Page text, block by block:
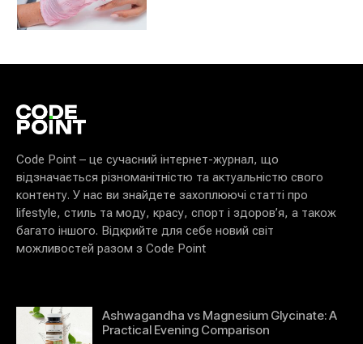
Code Point – це сучасний інтернет-журнал, що
відзначається різноманітністю та актуальністю свого
контенту. У нас ви знайдете захоплюючі статті про
lifestyle, стиль та моду, красу, спорт і здоров’я, а також
багато іншого. Відкрийте для себе новий світ
можливостей разом з Code Point
Ashwagandha vs Magnesium Glycinate: A
Practical Evening Comparison